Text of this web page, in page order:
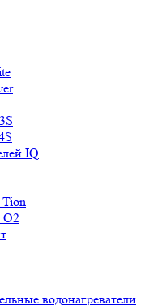
IQ
Tion
O2
водонагреватели